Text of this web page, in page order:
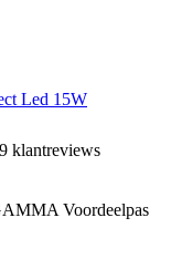
Led 15W
klantreviews
Voordeelpas